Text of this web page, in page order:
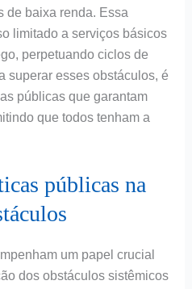
de baixa renda. Essa
limitado a serviços básicos
perpetuando ciclos de
superar esses obstáculos, é
públicas que garantam
que todos tenham a
públicas na
um papel crucial
dos obstáculos sistêmicos